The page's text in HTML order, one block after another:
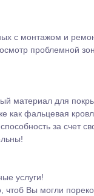
с монтажом и
проблемной
материал для
как фальцевая
за счет
услуги!
Вы могли